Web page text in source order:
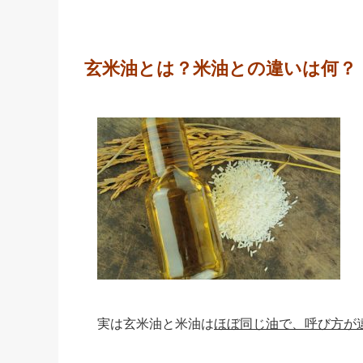
玄米油とは？米油との違いは何？
実は玄米油と米油はほぼ同じ油で、呼び方が